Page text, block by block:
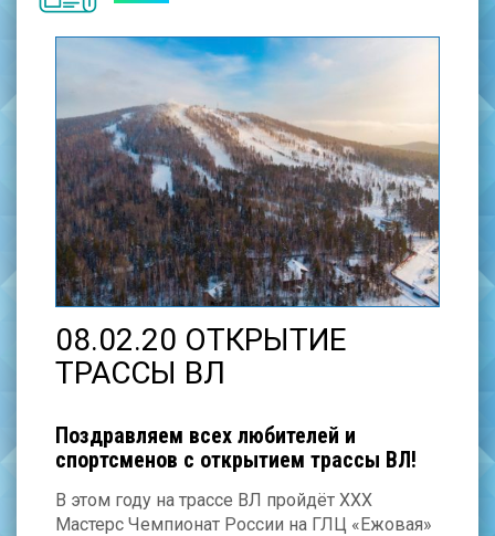
08.02.20 ОТКРЫТИЕ
ТРАССЫ ВЛ
Поздравляем всех любителей и
спортсменов с открытием трассы ВЛ!
В этом году на трассе ВЛ пройдёт ХХХ
Мастерс Чемпионат России на ГЛЦ «Ежовая»